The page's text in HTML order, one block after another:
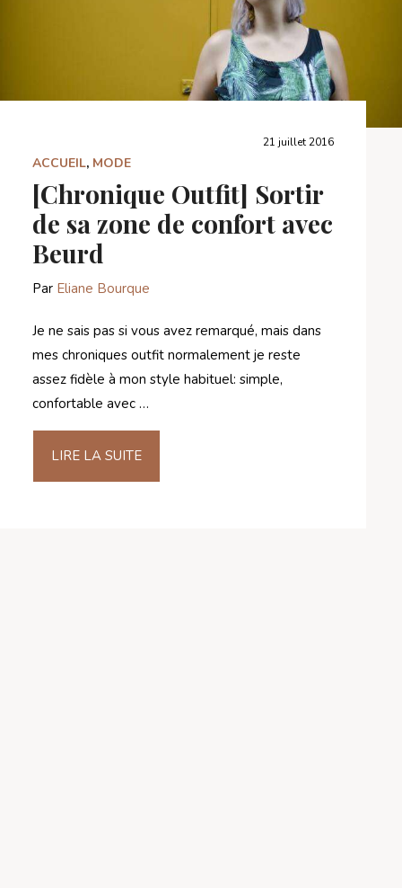
21 juillet 2016
ACCUEIL, MODE
[Chronique Outfit] Sortir
de sa zone de confort avec
Beurd
Par Eliane Bourque
Je ne sais pas si vous avez remarqué, mais dans
mes chroniques outfit normalement je reste
assez fidèle à mon style habituel: simple,
confortable avec …
LIRE LA SUITE